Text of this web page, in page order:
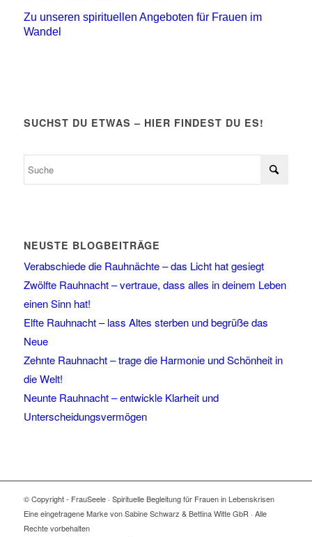
Zu unseren spirituellen Angeboten für Frauen im
Wandel
SUCHST DU ETWAS – HIER FINDEST DU ES!
NEUSTE BLOGBEITRÄGE
Verabschiede die Rauhnächte – das Licht hat gesiegt
Zwölfte Rauhnacht – vertraue, dass alles in deinem Leben
einen Sinn hat!
Elfte Rauhnacht – lass Altes sterben und begrüße das
Neue
Zehnte Rauhnacht – trage die Harmonie und Schönheit in
die Welt!
Neunte Rauhnacht – entwickle Klarheit und
Unterscheidungsvermögen
© Copyright - FrauSeele · Spirituelle Begleitung für Frauen in Lebenskrisen
Eine eingetragene Marke von Sabine Schwarz & Bettina Witte GbR · Alle
Rechte vorbehalten